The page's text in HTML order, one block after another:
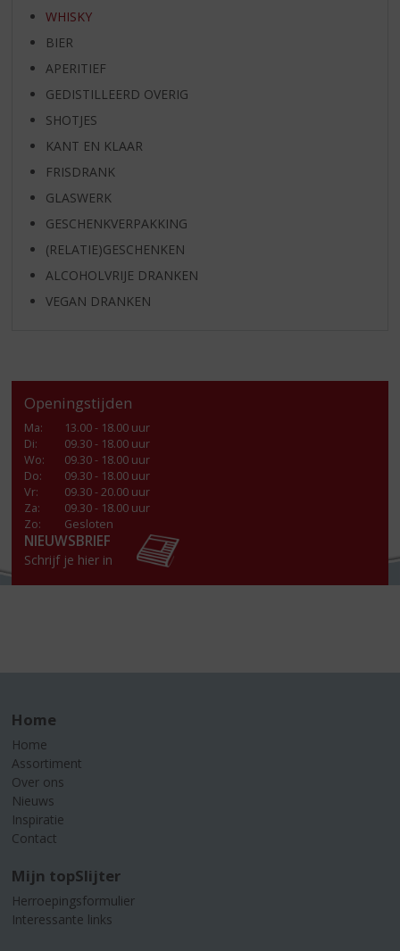
WHISKY
BIER
APERITIEF
GEDISTILLEERD OVERIG
SHOTJES
KANT EN KLAAR
FRISDRANK
GLASWERK
GESCHENKVERPAKKING
(RELATIE)GESCHENKEN
ALCOHOLVRIJE DRANKEN
VEGAN DRANKEN
Openingstijden
Ma:
13.00 - 18.00 uur
Di:
09.30 - 18.00 uur
Wo:
09.30 - 18.00 uur
Do:
09.30 - 18.00 uur
Vr:
09.30 - 20.00 uur
Za:
09.30 - 18.00 uur
Zo:
Gesloten
NIEUWSBRIEF
Schrijf je hier in
Home
Home
Assortiment
Over ons
Nieuws
Inspiratie
Contact
Mijn topSlijter
Herroepingsformulier
Interessante links